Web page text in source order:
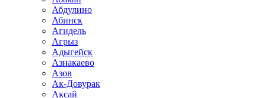
Абдулино
Абинск
Агидель
Агрыз
Адыгейск
Азнакаево
Азов
Ак-Довурак
Аксай